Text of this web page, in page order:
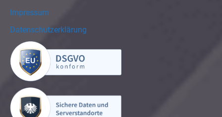
Impressum
Datenschutzerklärung